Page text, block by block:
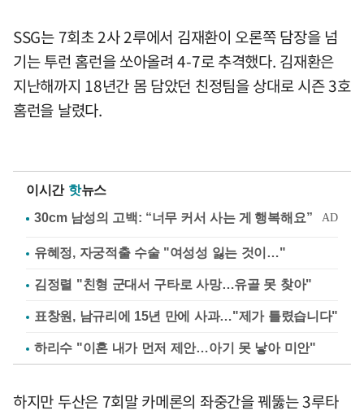
SSG는 7회초 2사 2루에서 김재환이 오론쪽 담장을 넘
기는 투런 홈런을 쏘아올려 4-7로 추격했다. 김재환은
지난해까지 18년간 몸 담았던 친정팀을 상대로 시즌 3호
홈런을 날렸다.
이시간 핫뉴스
유혜정, 자궁적출 수술 "여성성 잃는 것이…"
김정렬 "친형 군대서 구타로 사망…유골 못 찾아"
표창원, 남규리에 15년 만에 사과…"제가 틀렸습니다"
하리수 "이혼 내가 먼저 제안…아기 못 낳아 미안"
하지만 두산은 7회말 카메론의 좌중간을 꿰뚫는 3루타